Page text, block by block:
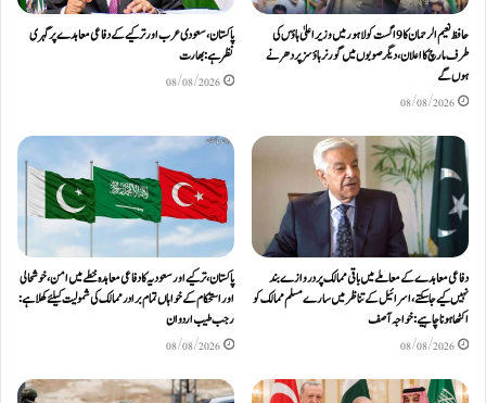
حافظ نعیم الرحمان کا 9 اگست کو لاہور میں وزیر اعلیٰ ہاؤس کی
طرف مارچ کا اعلان، دیگر صوبوں میں گورنر ہاؤسز پر دھرنے
ہوں گے
08/08/2026
پاکستان، سعودی عرب اور ترکیے کے دفاعی معاہدے پر گہری
نظر ہے: بھارت
08/08/2026
دفاعی معاہدےکے معاملے میں باقی ممالک پر دروازے بند
نہیں کیے جاسکتے، اسرائیل کے تناظر میں سارے مسلم ممالک کو
اکٹھا ہونا چاہیے: خواجہ آصف
08/08/2026
پاکستان، ترکیے اور سعودیہ کا دفاعی معاہدہ خطے میں امن، خوشحالی
اور استحکام کے خواہاں تمام برادر ممالک کی شمولیت کیلئےکھلا ہے:
رجب طیب اردوان
08/08/2026